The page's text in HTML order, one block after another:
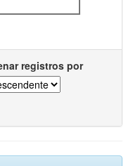
registros por